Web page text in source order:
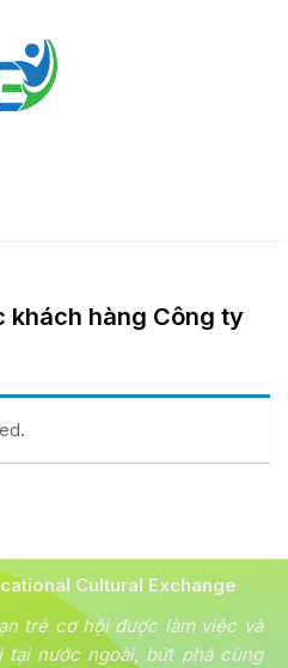
khách hàng Công ty
Cultural Exchange
trẻ cơ hội được làm việc và
tại nước ngoài, bứt phá cùng